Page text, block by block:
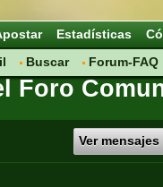
Estadísticas
Buscar Forum-FAQ
Foro
Ver